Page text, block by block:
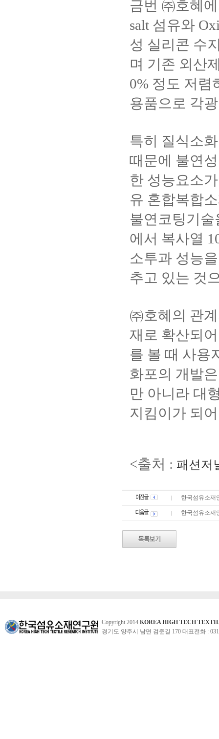
금번 ㈜호혜
salt 섬유와
성 실리콘 수
며 기존 외산
0% 정도 저렴
용품으로 각
특히 질식소
때문에 불연
한 성능요소
유 혼합복합
불연코팅기
에서 복사열
소투과 성능
추고 있는 것
㈜호혜의 관
재로 확산되
를 볼 때 사용
화포의 개발
만 아니라 대
지킴이가 되
<출처 : 패션저
한국섬유소재
한국섬유소재
Copyright 2014 KOREA HIGH TECH
경기도 양주시 남면 검준길 170 대표전화 :